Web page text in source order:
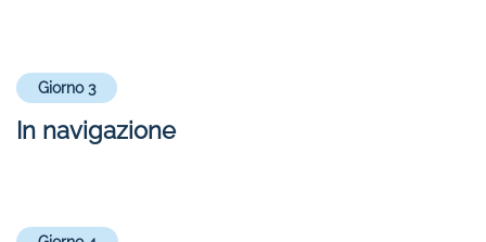
Giorno 3
In navigazione